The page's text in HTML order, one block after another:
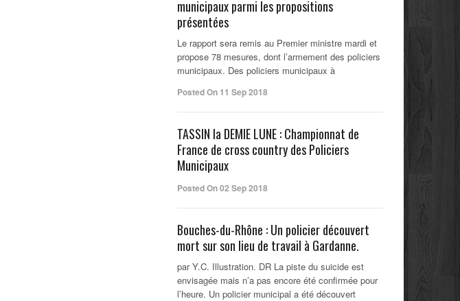
municipaux parmi les propositions
présentées
Le rapport sera remis au Premier ministre mardi et
propose 78 mesures, dont l’armement des policiers
municipaux. Des policiers municipaux à
Posted On 11 Sep 2018
TASSIN la DEMIE LUNE : Championnat de
France de cross country des Policiers
Municipaux
Posted On 02 Sep 2018
Bouches-du-Rhône : Un policier découvert
mort sur son lieu de travail à Gardanne.
par Y.C. Illustration. DR La piste du suicide est
envisagée mais n’a pas encore été confirmée pour
l’heure. Un policier municipal a été découvert